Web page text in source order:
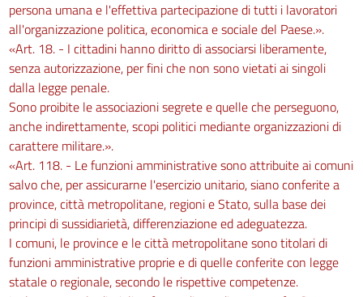
persona umana e l'effettiva partecipazione di tutti i lavoratori
all'organizzazione politica, economica e sociale del Paese.».
«Art. 18. - I cittadini hanno diritto di associarsi liberamente,
senza autorizzazione, per fini che non sono vietati ai singoli
dalla legge penale.
Sono proibite le associazioni segrete e quelle che perseguono,
anche indirettamente, scopi politici mediante organizzazioni di
carattere militare.».
«Art. 118. - Le funzioni amministrative sono attribuite ai comuni
salvo che, per assicurarne l'esercizio unitario, siano conferite a
province, città metropolitane, regioni e Stato, sulla base dei
principi di sussidiarietà, differenziazione ed adeguatezza.
I comuni, le province e le città metropolitane sono titolari di
funzioni amministrative proprie e di quelle conferite con legge
statale o regionale, secondo le rispettive competenze.